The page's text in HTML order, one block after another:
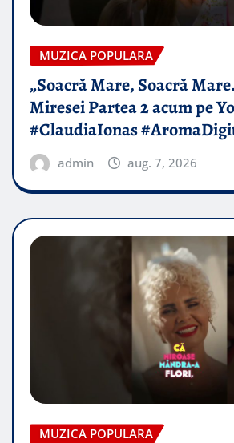
MUZICA POPULARA
„Soacră Mare, Soacră
Miresei Partea 2 acum pe
#ClaudiaIonas
admin aug. 7, 2026
MUZICA POPULARA